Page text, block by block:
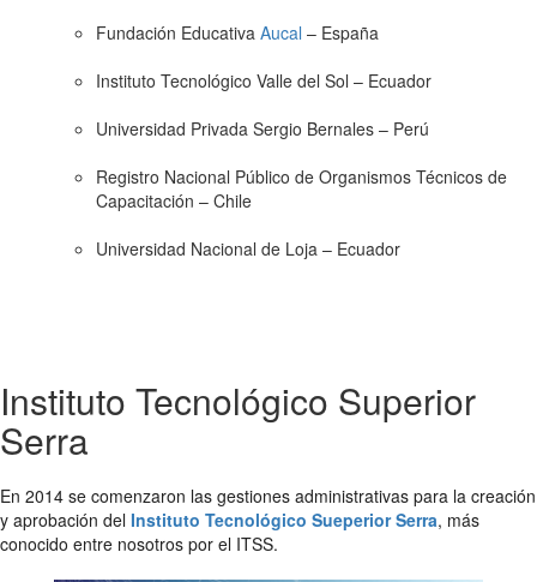
Fundación Educativa Aucal – España
Instituto Tecnológico Valle del Sol – Ecuador
Universidad Privada Sergio Bernales – Perú
Registro Nacional Público de Organismos Técnicos de
Capacitación – Chile
Universidad Nacional de Loja – Ecuador
Instituto Tecnológico Superior
Serra
En 2014 se comenzaron las gestiones administrativas para la creación
y aprobación del Instituto Tecnológico Sueperior Serra, más
conocido entre nosotros por el ITSS.